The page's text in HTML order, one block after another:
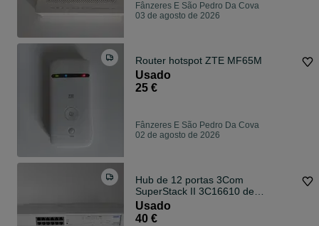
Fânzeres E São Pedro Da Cova
03 de agosto de 2026
Router hotspot ZTE MF65M
Usado
25 €
Fânzeres E São Pedro Da Cova
02 de agosto de 2026
Hub de 12 portas 3Com
SuperStack II 3C16610 de
velocidade dupla 500
Usado
40 €